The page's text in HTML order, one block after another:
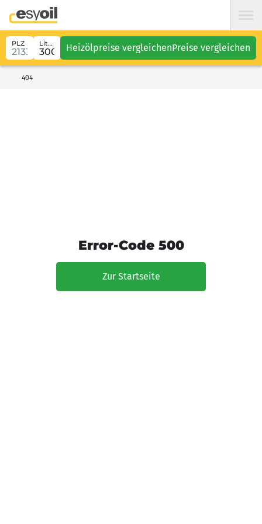
PLZ Liter Heizölpreise vergleichenPreise vergleichen
404
Error-Code 500
Zur Startseite